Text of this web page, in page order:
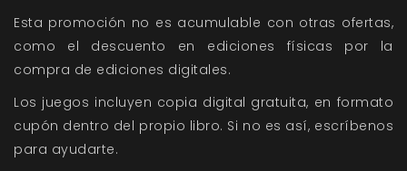
Esta promoción no es acumulable con otras ofertas,
como el descuento en ediciones físicas por la
compra de ediciones digitales.
Los juegos incluyen copia digital gratuita, en formato
cupón dentro del propio libro. Si no es así, escríbenos
para ayudarte.